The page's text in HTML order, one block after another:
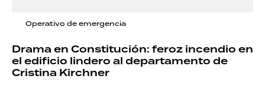
Operativo de emergencia
Drama en Constitución: feroz incendio en
el edificio lindero al departamento de
Cristina Kirchner